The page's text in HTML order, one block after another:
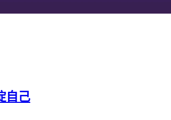
自己